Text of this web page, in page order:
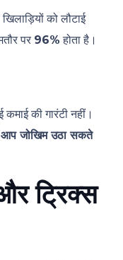
को लौटाई
पर 96% होता है।
कमाई की गारंटी नहीं।
आप जोखिम उठा सकते
ट्रिक्स